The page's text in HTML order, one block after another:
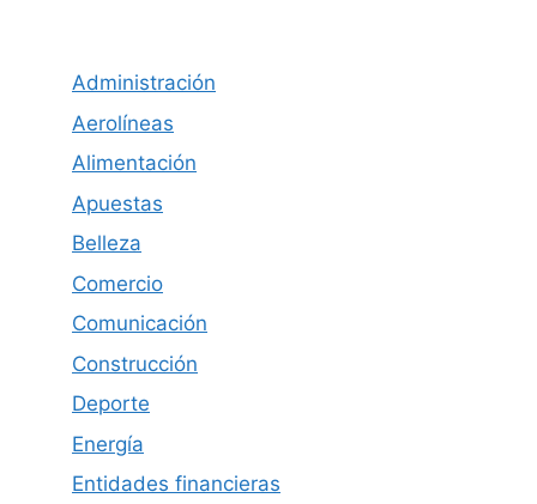
Administración
Aerolíneas
Alimentación
Apuestas
Belleza
Comercio
Comunicación
Construcción
Deporte
Energía
Entidades financieras